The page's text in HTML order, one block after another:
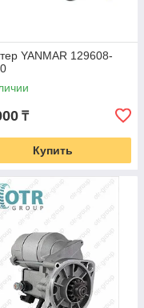
YANMAR 129608-
₸
Купить